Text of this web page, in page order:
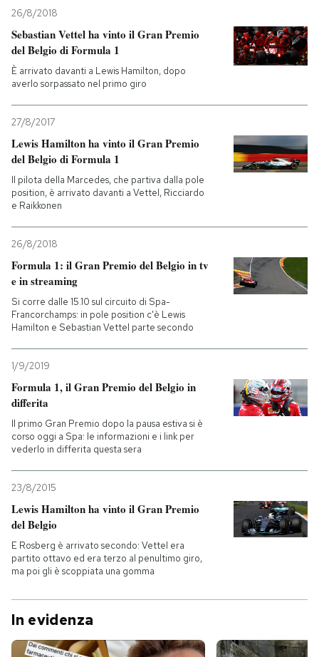
NEWSLETTER
I MIEI PREFERITI
CALENDARIO
AREA PERSONALE
26/8/2018
Sebastian Vettel ha vinto il Gran Premio
del Belgio di Formula 1
È arrivato davanti a Lewis Hamilton, dopo
averlo sorpassato nel primo giro
27/8/2017
Lewis Hamilton ha vinto il Gran Premio
del Belgio di Formula 1
Il pilota della Marcedes, che partiva dalla pole
position, è arrivato davanti a Vettel, Ricciardo
e Raikkonen
26/8/2018
Formula 1: il Gran Premio del Belgio in tv
e in streaming
Si corre dalle 15.10 sul circuito di Spa-
Francorchamps: in pole position c'è Lewis
Hamilton e Sebastian Vettel parte secondo
1/9/2019
Formula 1, il Gran Premio del Belgio in
differita
Il primo Gran Premio dopo la pausa estiva si è
corso oggi a Spa: le informazioni e i link per
vederlo in differita questa sera
23/8/2015
Lewis Hamilton ha vinto il Gran Premio
del Belgio
E Rosberg è arrivato secondo: Vettel era
partito ottavo ed era terzo al penultimo giro,
ma poi gli è scoppiata una gomma
In evidenza